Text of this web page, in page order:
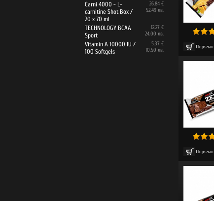
Carni 4000 - L-
carnitine Shot Box /
20 x 70 ml
26.84 €
52.49 лв.
TECHNOLOGY BCAA
Sport
12.27 €
24.00 лв.
Vitamin A 10000 IU /
100 Softgels
5.37 €
10.50 лв.
Поръчан
Поръчан